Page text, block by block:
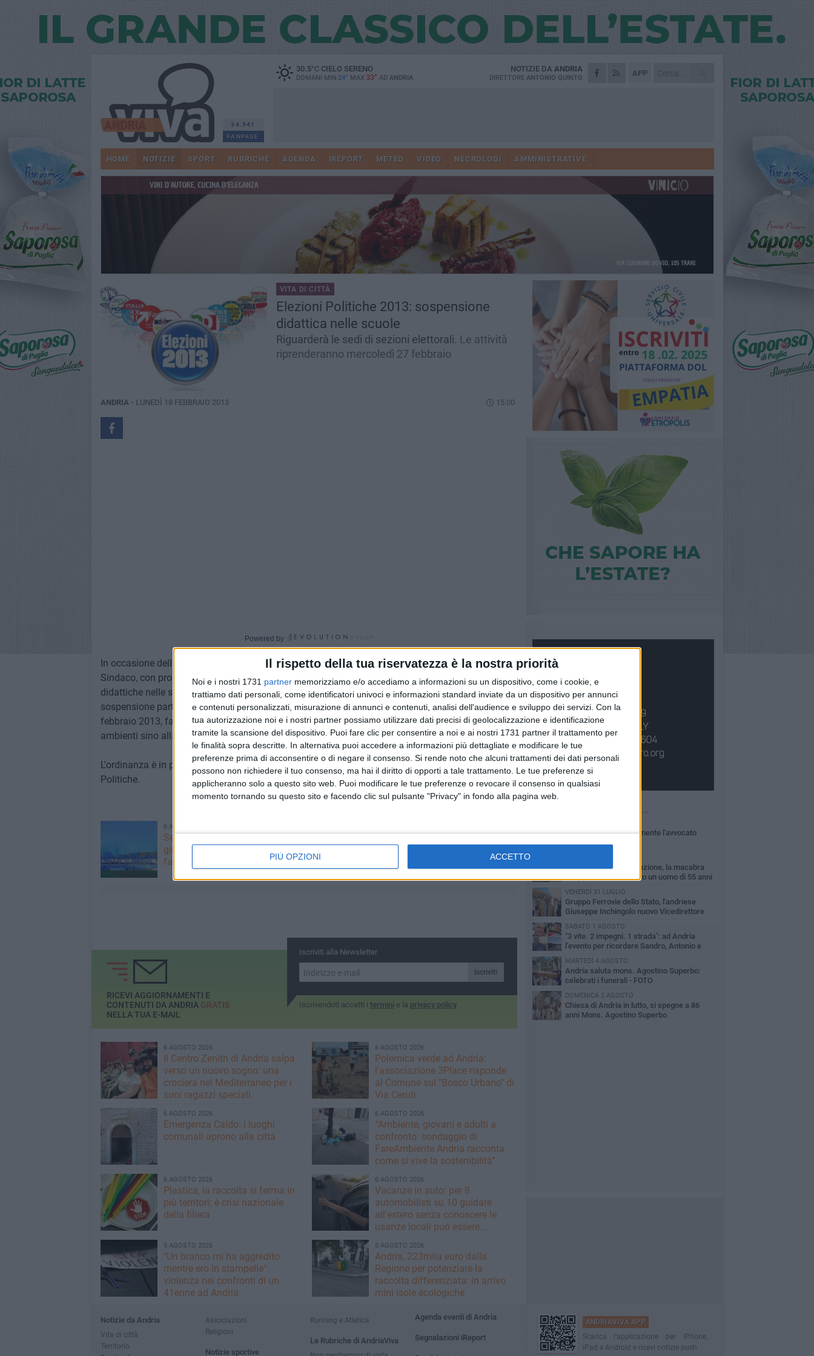
Il rispetto della tua riservatezza è la nostra priorità
Noi e i nostri 1731 partner memorizziamo e/o accediamo a informazioni su un dispositivo, come i cookie, e
trattiamo dati personali, come identificatori univoci e informazioni standard inviate da un dispositivo per annunci
e contenuti personalizzati, misurazione di annunci e contenuti, analisi dell'audience e sviluppo dei servizi. Con la
tua autorizzazione noi e i nostri partner possiamo utilizzare dati precisi di geolocalizzazione e identificazione
tramite la scansione del dispositivo. Puoi fare clic per consentire a noi e ai nostri 1731 partner il trattamento per
le finalità sopra descritte. In alternativa puoi accedere a informazioni più dettagliate e modificare le tue
preferenze prima di acconsentire o di negare il consenso. Si rende noto che alcuni trattamenti dei dati personali
possono non richiedere il tuo consenso, ma hai il diritto di opporti a tale trattamento. Le tue preferenze si
applicheranno solo a questo sito web. Puoi modificare le tue preferenze o revocare il consenso in qualsiasi
momento tornando su questo sito e facendo clic sul pulsante "Privacy" in fondo alla pagina web.
PIÙ OPZIONI ACCETTO
34.941
FANPAGE
30.5°CCIELO SERENO
DOMANI MIN 24° MAX 33° AD ANDRIA
APP
NOTIZIE DA ANDRIA
DIRETTORE ANTONIO QUINTO
HOME NOTIZIE SPORT RUBRICHE AGENDA IREPORT METEO VIDEO NECROLOGI AMMINISTRATIVE
VITA DI CITTÀ
Elezioni Politiche 2013: sospensione
didattica nelle scuole
Riguarderà le sedi di sezioni elettorali. Le attività
riprenderanno mercoledì 27 febbraio
ANDRIA - LUNEDÌ 18 FEBBRAIO 2013 15.00
Powered by
In occasione delle Elezioni Politiche 2013, che si svolgeranno i prossimi 24 e 25 febbraio, il
Sindaco, con propria ordinanza n. 79 del 31/01/2013, ha disposto la sospensione delle attività
didattiche nelle scuole medie, elementari e materne andriesi sedi di sezioni elettorali. La
sospensione partirà dalle ore 14,00 di venerdì 22 febbraio e terminerà alle ore 22,00 di martedì 26
febbraio 2013, fatta salva la possibilità di ogni attività compatibile e non didattica negli altri
ambienti sino alla serata di venerdì 22 febbraio 2013.
L'ordinanza è in pubblicazione sul sito www.comune.andria.bt.it, nel banner delle Elezioni
Politiche.
6 AGOSTO 2026
Serie D 2026/27: resi noti i nove
gironi. Fidelis Andria, si può
fare...
Iscriviti alla Newsletter
Iscriviti
Iscrivendoti accetti i termini e la privacy policy
RICEVI AGGIORNAMENTI E
CONTENUTI DA ANDRIA GRATIS
NELLA TUA E-MAIL
6 AGOSTO 2026
Il Centro Zenith di Andria salpa
verso un nuovo sogno: una
crociera nel Mediterraneo per i
suoi ragazzi speciali
6 AGOSTO 2026
Polemica verde ad Andria:
l'associazione 3Place risponde
al Comune sul "Bosco Urbano" di
Via Ceruti
6 AGOSTO 2026
Emergenza Caldo: i luoghi
comunali aprono alla città
6 AGOSTO 2026
“Ambiente, giovani e adulti a
confronto: sondaggio di
FareAmbiente Andria racconta
come si vive la sostenibilità”
6 AGOSTO 2026
Plastica, la raccolta si ferma in
più territori: è crisi nazionale
della filiera
6 AGOSTO 2026
Vacanze in auto: per 8
automobilisti su 10 guidare
all'estero senza conoscere le
usanze locali può essere
5 AGOSTO 2026
"Un branco mi ha aggredito
mentre ero in stampelle":
violenza nei confronti di un
41enne ad Andria
5 AGOSTO 2026
Andria, 223mila euro dalla
Regione per potenziare la
raccolta differenziata: in arrivo
mini isole ecologiche
Scompare prematuramente l'avvocato
Beppe Tortora
Cattivo odore dall’abitazione, la macabra
scoperta: trovato morto un uomo di 55 anni
VENERDÌ 31 LUGLIO
Gruppo Ferrovie dello Stato, l'andriese
Giuseppe Inchingolo nuovo Vicedirettore
Generale
SABATO 1 AGOSTO
"3 vite. 2 impegni. 1 strada": ad Andria
l'evento per ricordare Sandro, Antonio e
Vincenzo
MARTEDÌ 4 AGOSTO
Andria saluta mons. Agostino Superbo:
celebrati i funerali - FOTO
DOMENICA 2 AGOSTO
Chiesa di Andria in lutto, si spegne a 86
anni Mons. Agostino Superbo
Notizie da Andria
Vita di città
Territorio
Associazioni
Religioni
Notizie sportive
Running e Atletica
Le Rubriche di AndriaViva
Agenda eventi di Andria
Segnalazioni iReport
ANDRIAVIVA APP
Scarica l'applicazione per iPhone,
iPad e Android e ricevi notizie push